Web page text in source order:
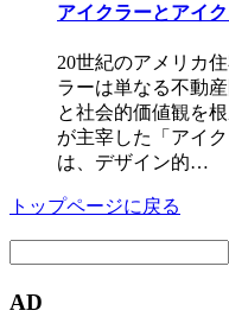
アイクラーとアイ
20世紀のアメリカ
ラーは単なる不動
と社会的価値観を
が主宰した「アイク
は、デザイン的…
トップページに戻る
AD